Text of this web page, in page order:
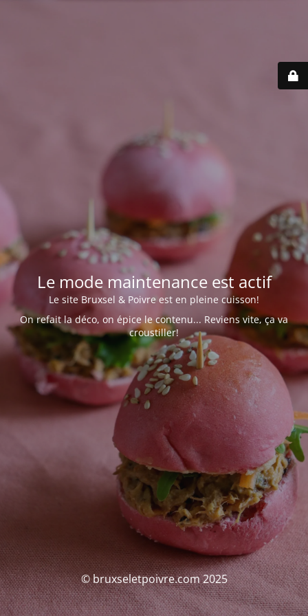
Le mode maintenance est actif
Le site Bruxsel & Poivre est en pleine cuisson!
On refait la déco, on épice le contenu... Reviens vite, ça va
croustiller!
© bruxseletpoivre.com 2025